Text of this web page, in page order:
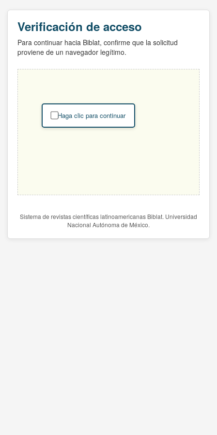
Verificación de acceso
Para continuar hacia Biblat, confirme que la solicitud
proviene de un navegador legítimo.
Haga clic para continuar
Sistema de revistas científicas latinoamericanas Biblat. Universidad
Nacional Autónoma de México.